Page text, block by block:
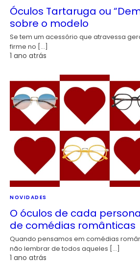
Óculos Tartaruga ou
sobre o modelo
Se tem um acessório que atravessa
firme no […]
1 ano atrás
NOVIDADES
O óculos de cada
de comédias românticas
Quando pensamos em comédias
não lembrar de todos aqueles […]
1 ano atrás